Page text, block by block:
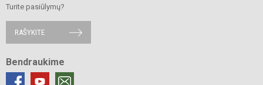
Turite pasiūlymų?
RAŠYKITE
Bendraukime